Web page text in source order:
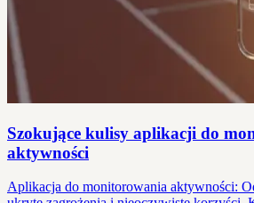
Szokujące kulisy aplikacji do
aktywności
Aplikacja do monitorowania aktywności: